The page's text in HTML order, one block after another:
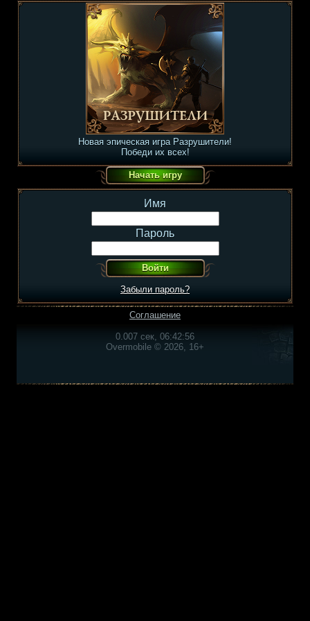
Новая эпическая игра Разрушители!
Победи их всех!
Имя
Пароль
Забыли пароль?
Соглашение
0.007 сек, 06:42:56
Overmobile © 2026, 16+